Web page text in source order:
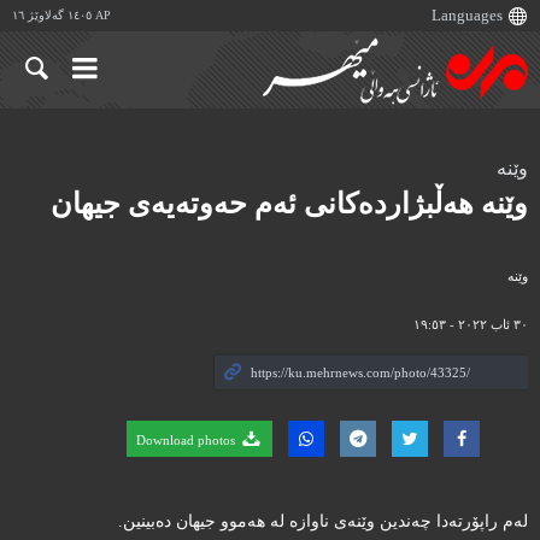
AP ١٤٠٥ گەلاوێژ ١٦
وێنه‌
٣٠ ئاب ٢٠٢٢ - ١٩:٥٣
Download photos
وێنە
وێنە هەڵبژاردەکانی ئەم حەوتەیەی جیهان
لەم راپۆرتەدا چەندین وێنەی ناوازە لە هەموو جیهان دەبینین.